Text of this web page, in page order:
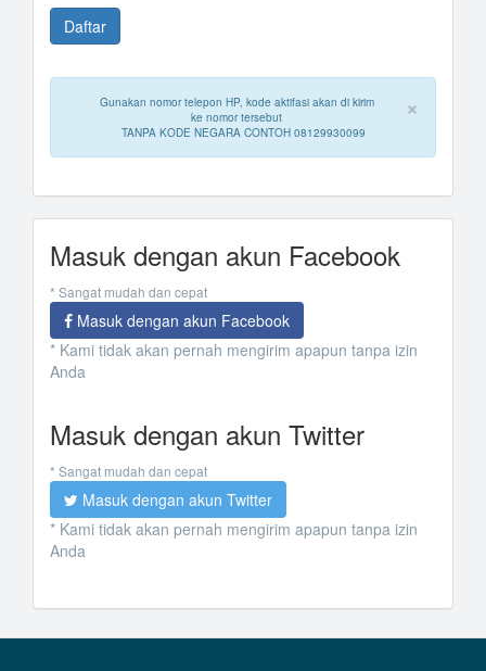
×
Gunakan nomor telepon HP, kode aktifasi akan di kirim
ke nomor tersebut
TANPA KODE NEGARA CONTOH 08129930099
Masuk dengan akun Facebook
* Sangat mudah dan cepat
Masuk dengan akun Facebook
* Kami tidak akan pernah mengirim apapun tanpa izin
Anda
Masuk dengan akun Twitter
* Sangat mudah dan cepat
Masuk dengan akun Twitter
* Kami tidak akan pernah mengirim apapun tanpa izin
Anda